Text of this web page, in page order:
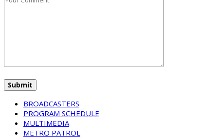
BROADCASTERS
PROGRAM SCHEDULE
MULTIMEDIA
METRO PATROL